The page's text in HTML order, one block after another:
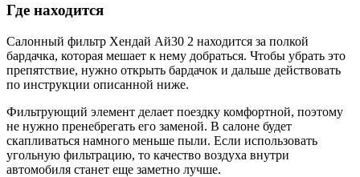
Где находится
Салонный фильтр Хендай Ай30 2 находится за полкой
бардачка, которая мешает к нему добраться. Чтобы убрать это
препятствие, нужно открыть бардачок и дальше действовать
по инструкции описанной ниже.
Фильтрующий элемент делает поездку комфортной, поэтому
не нужно пренебрегать его заменой. В салоне будет
скапливаться намного меньше пыли. Если использовать
угольную фильтрацию, то качество воздуха внутри
автомобиля станет еще заметно лучше.